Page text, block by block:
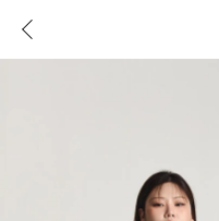
로그인
리뷰 & 혜택